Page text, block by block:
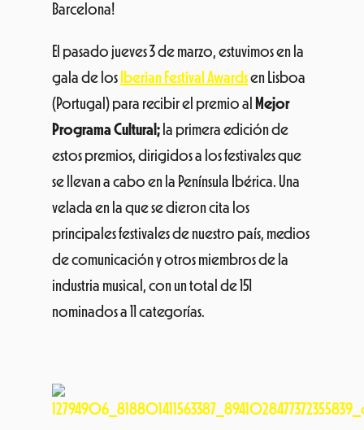
Barcelona!
El pasado jueves 3 de marzo, estuvimos en la
gala de los Iberian Festival Awardsen Lisboa
(Portugal) para recibir el premio al Mejor
Programa Cultural; la primera edición de
estos premios, dirigidos a los festivales que
se llevan a cabo en la Península Ibérica. Una
velada en la que se dieron cita los
principales festivales de nuestro país, medios
de comunicación y otros miembros de la
industria musical, con un total de 151
nominados a 11 categorías.